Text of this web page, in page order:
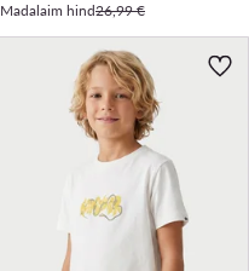
Madalaim hind26,99 €